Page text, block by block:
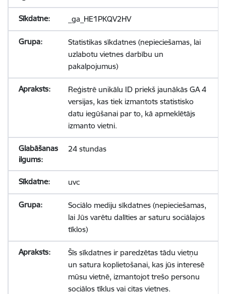
_ga_HE1PKQV2HV
Statistikas sīkdatnes (nepieciešamas, lai
uzlabotu vietnes darbību un
pakalpojumus)
Reģistrē unikālu ID priekš jaunākās GA 4
versijas, kas tiek izmantots statistisko
datu iegūšanai par to, kā apmeklētājs
izmanto vietni.
24 stundas
uvc
Sociālo mediju sīkdatnes (nepieciešamas,
lai Jūs varētu dalīties ar saturu sociālajos
tīklos)
Šīs sīkdatnes ir paredzētas tādu vietņu
un satura koplietošanai, kas jūs interesē
mūsu vietnē, izmantojot trešo personu
sociālos tīklus vai citas vietnes.